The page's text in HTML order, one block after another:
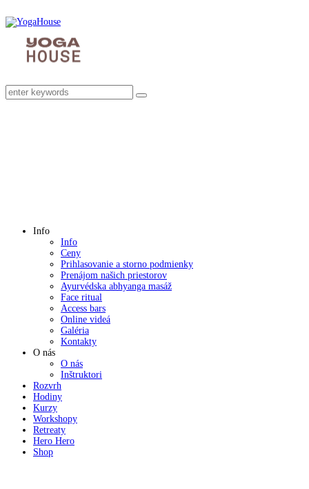
Info
Info
Ceny
Prihlasovanie a storno podmienky
Prenájom našich priestorov
Ayurvédska abhyanga masáž
Face ritual
Access bars
Online videá
Galéria
Kontakty
O nás
O nás
Inštruktori
Rozvrh
Hodiny
Kurzy
Workshopy
Retreaty
Hero Hero
Shop